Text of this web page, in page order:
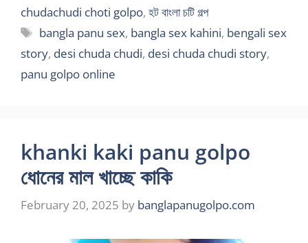
chudachudi choti golpo, হট বাংলা চটি গল্প
Tags
bangla panu sex, bangla sex kahini, bengali sex
story, desi chuda chudi, desi chuda chudi story,
panu golpo online
khanki kaki panu golpo
ধোনের মাল খাচ্ছে কাকি
February 20, 2025 by banglapanugolpo.com